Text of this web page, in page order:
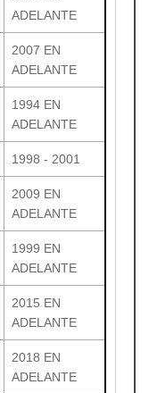
ADELANTE
2007 EN
ADELANTE
1994 EN
ADELANTE
1998 - 2001
2009 EN
ADELANTE
1999 EN
ADELANTE
2015 EN
ADELANTE
2018 EN
ADELANTE